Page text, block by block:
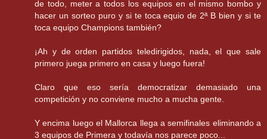
de todo, meter a todos los equipos en el mismo bombo y
hacer un sorteo puro y si te toca equio de 2ª B bien y si te
toca equipo Champions también?
¡Ah y de orden partidos teledirigidos, nada, el que sale
primero juega primero en casa y luego fuera!
Claro que eso sería democratizar demasiado una
competición y no conviene mucho a mucha gente.
Y encima luego el Mallorca llega a semifinales eliminando a
3 equipos de Primera y todavía nos parece poco...